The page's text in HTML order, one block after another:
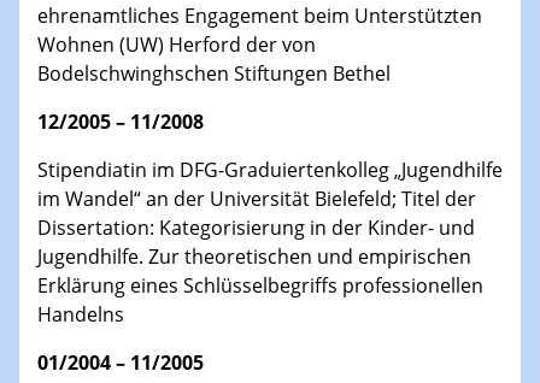
ehrenamtliches Engagement beim Unterstützten
Wohnen (UW) Herford der von
Bodelschwinghschen Stiftungen Bethel
12/2005 – 11/2008
Stipendiatin im DFG-Graduiertenkolleg „Jugendhilfe
im Wandel“ an der Universität Bielefeld; Titel der
Dissertation: Kategorisierung in der Kinder- und
Jugendhilfe. Zur theoretischen und empirischen
Erklärung eines Schlüsselbegriffs professionellen
Handelns
01/2004 – 11/2005